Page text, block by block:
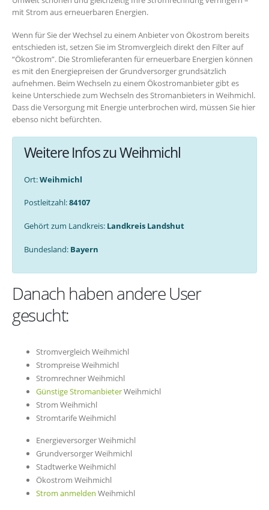
mit Strom aus erneuerbaren Energien.
Wenn für Sie der Wechsel zu einem Anbieter von Ökostrom bereits
entschieden ist, setzen Sie im Stromvergleich direkt den Filter auf
“Ökostrom”. Die Stromlieferanten für erneuerbare Energien können
es mit den Energiepreisen der Grundversorger grundsätzlich
aufnehmen. Beim Wechseln zu einem Ökostromanbieter gibt es
keine Unterschiede zum Wechseln des Stromanbieters in Weihmichl.
Dass die Versorgung mit Energie unterbrochen wird, müssen Sie hier
ebenso nicht befürchten.
Weitere Infos zu Weihmichl
Ort:Weihmichl
Postleitzahl:84107
Gehört zum Landkreis: Landkreis Landshut
Bundesland: Bayern
Danach haben andere User
gesucht:
Stromvergleich Weihmichl
Strompreise Weihmichl
Stromrechner Weihmichl
Günstige StromanbieterWeihmichl
Strom Weihmichl
Stromtarife Weihmichl
Energieversorger Weihmichl
Grundversorger Weihmichl
Stadtwerke Weihmichl
Ökostrom Weihmichl
Strom anmelden Weihmichl